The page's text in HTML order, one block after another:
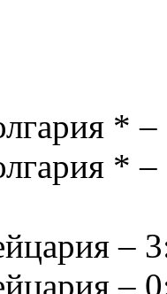
*
*
–
–